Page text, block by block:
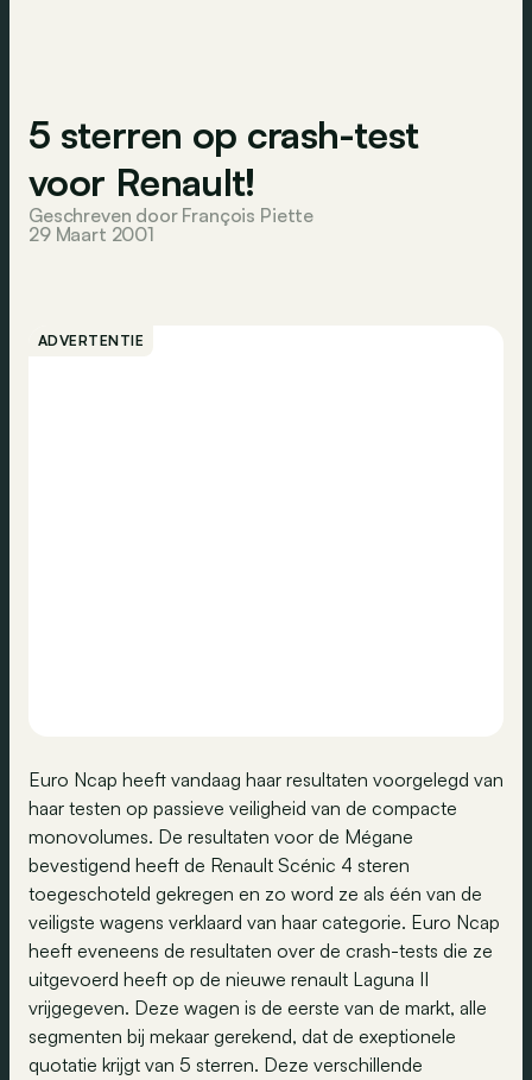
5 sterren op crash-test
voor Renault!
Geschreven door François Piette
29 Maart 2001
ADVERTENTIE
Euro Ncap heeft vandaag haar resultaten voorgelegd van
haar testen op passieve veiligheid van de compacte
monovolumes. De resultaten voor de Mégane
bevestigend heeft de Renault Scénic 4 steren
toegeschoteld gekregen en zo word ze als één van de
veiligste wagens verklaard van haar categorie. Euro Ncap
heeft eveneens de resultaten over de crash-tests die ze
uitgevoerd heeft op de nieuwe renault Laguna II
vrijgegeven. Deze wagen is de eerste van de markt, alle
segmenten bij mekaar gerekend, dat de exeptionele
quotatie krijgt van 5 sterren. Deze verschillende